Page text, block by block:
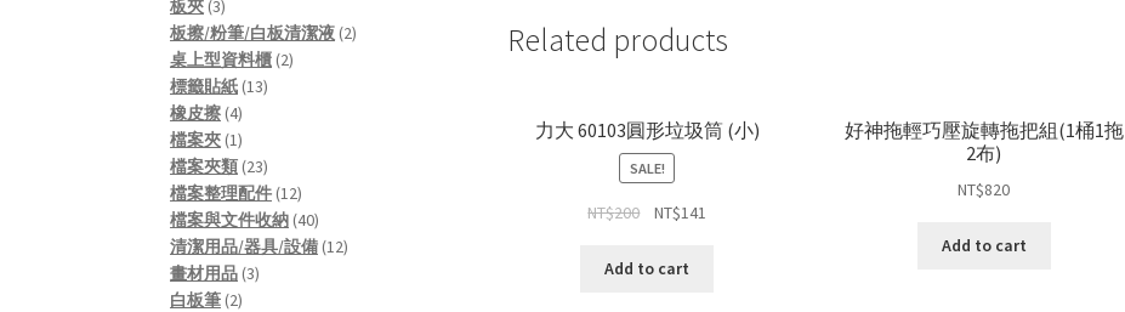
Related products
力大 60103圓形垃圾筒 (小)
SALE!
NT$200 NT$141
Add to cart
好神拖輕巧壓旋轉拖把組(1桶1拖
2布)
NT$820
Add to cart
板夾 33
products
板擦/粉筆/白板清潔液 22
桌上型資料櫃 22
標籤貼紙 1313
橡皮擦 44
products
檔案夾 11
product
檔案夾類 2323
products
檔案整理配件 1212
products
檔案與文件收納 4040
products
清潔用品/器具/設備 1212
畫材用品 33
白板筆 22